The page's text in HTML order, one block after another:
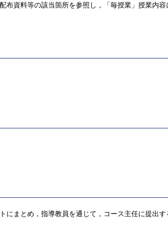
布資料等の該当箇所を参照し，「毎授業」授業内
にまとめ，指導教員を通じて，コース主任に提出